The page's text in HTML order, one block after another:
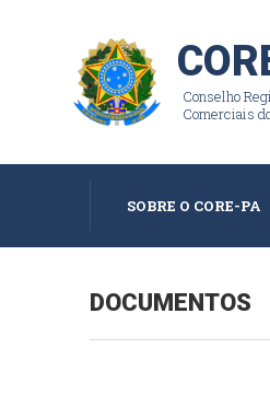
Conselho
Comerciais
SOBRE O CORE-PA
DOCUMENTOS